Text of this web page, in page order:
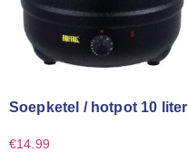
Soepketel / hotpot 10 liter
€14.99